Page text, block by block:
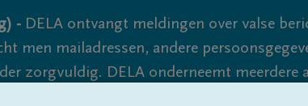
- DELA ontvangt meldingen over valse
men mailadressen, andere
zorgvuldig. DELA onderneemt meerdere
te sluiten, dus blijf waakzaam.